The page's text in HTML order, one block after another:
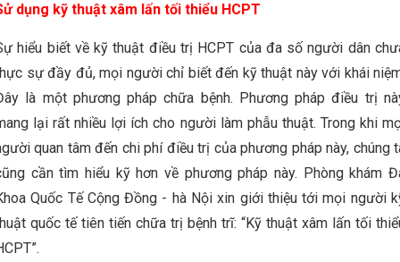
dụng kỹ thuật xâm lấn tối thiểu HCPT
hiểu biết về kỹ thuật điều trị HCPT của đa số người dân
sự đầy đủ, mọi người chỉ biết đến kỹ thuật này với khái
là một phương pháp chữa bệnh. Phương pháp điều trị
lại rất nhiều lợi ích cho người làm phẫu thuật. Trong khi
quan tâm đến chi phí điều trị của phương pháp này, chúng
cần tìm hiểu kỹ hơn về phương pháp này. Phòng khám
Quốc Tế Cộng Đồng - hà Nội xin giới thiệu tới mọi người
quốc tế tiên tiến chữa trị bệnh trĩ: “Kỹ thuật xâm lấn tối